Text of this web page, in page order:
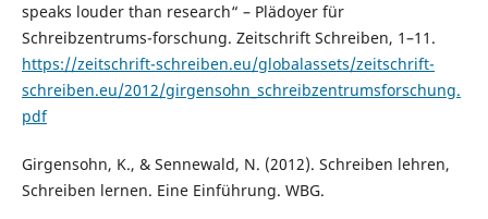
speaks louder than research“ – Plädoyer für
Schreibzentrums-forschung. Zeitschrift Schreiben, 1–11.
https://zeitschrift-schreiben.eu/globalassets/zeitschrift-
schreiben.eu/2012/girgensohn_schreibzentrumsforschung.
pdf
Girgensohn, K., & Sennewald, N. (2012). Schreiben lehren,
Schreiben lernen. Eine Einführung. WBG.